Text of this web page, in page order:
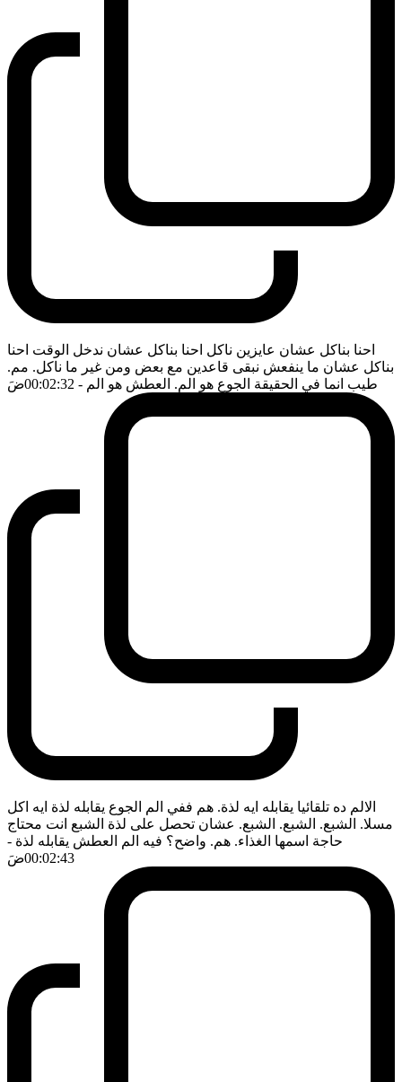
احنا بناكل عشان عايزين ناكل احنا بناكل عشان ندخل الوقت احنا
بناكل عشان ما ينفعش نبقى قاعدين مع بعض ومن غير ما ناكل. مم.
طيب انما في الحقيقة الجوع هو الم. العطش هو الم - 00:02:32 ضَ
الالم ده تلقائيا يقابله ايه لذة. هم ففي الم الجوع يقابله لذة ايه اكل
مسلا. الشبع. الشبع. الشبع. عشان تحصل على لذة الشبع انت محتاج
حاجة اسمها الغذاء. هم. واضح؟ فيه الم العطش يقابله لذة -
00:02:43ضَ